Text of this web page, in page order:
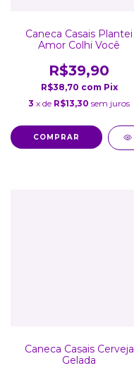
Caneca Casais Plantei
Amor Colhi Você
R$39,90
R$38,70 com Pix
3 x de R$13,30 sem juros
COMPRAR
Caneca Casais Cerveja
Gelada